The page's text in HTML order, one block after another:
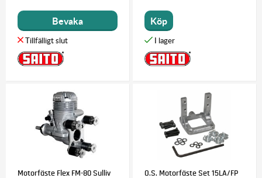
Bevaka Köp
Motorfäste Flex FM-80 Sulliv O.S. Motorfäste Set 15LA/FP